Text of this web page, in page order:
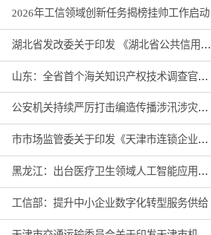
2026年工信领域创新任务揭榜挂帅工作启动
湖北省发改委关于印发 《湖北省公共信用信息目录（2026年版）》的通知
山东：全省首个海关知识产权技术调查官制度落地济南自贸片区
公安机关持续严厉打击编造传播涉汛涉灾网络谣言
市市场监管委关于印发《天津市连锁企业食品经营许可“先证后核”信用承诺审批实施办法》的通知
黑龙江：出台医疗卫生领域人工智能应用工作实施方案
工信部：提升中小企业数字化转型服务供给